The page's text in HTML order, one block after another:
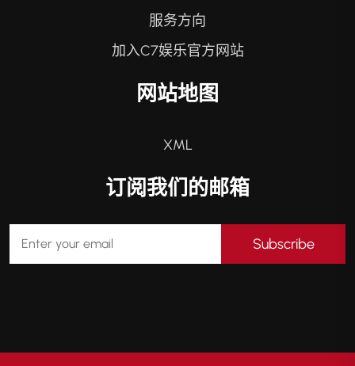
服务方向
加入C7娱乐官方网站
网站地图
XML
订阅我们的邮箱
Subscribe